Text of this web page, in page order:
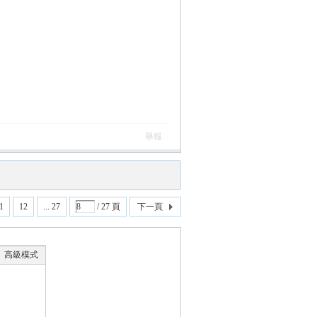
舉報
12 ... 27 / 27 頁 下一頁
高級模式